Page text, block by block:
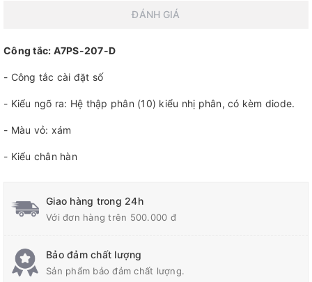
ĐÁNH GIÁ
Công tắc: A7PS-207-D
- Công tắc cài đặt số
- Kiểu ngõ ra: Hệ thập phân (10) kiểu nhị phân, có kèm diode.
- Màu vỏ: xám
- Kiểu chân hàn
Giao hàng trong 24h
Với đơn hàng trên 500.000 đ
Bảo đảm chất lượng
Sản phẩm bảo đảm chất lượng.